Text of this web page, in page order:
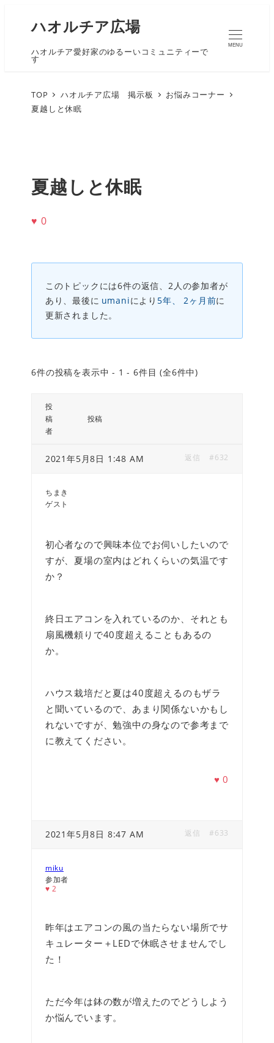
ハオルチア広場
ハオルチア愛好家のゆるーいコミュニティーで
す
MENU
TOP ハオルチア広場 掲示板
お悩みコーナー
夏越しと休眠
夏越しと休眠
♥ 0
このトピックには6件の返信、2人の参加者が
あり、最後に umaniにより 5年、 2ヶ月前に
更新されました。
6件の投稿を表示中 - 1 - 6件目 (全6件中)
投
稿
者
投稿
2021年5月8日 1:48 AM #632
返信
ちまき
ゲスト
初心者なので興味本位でお伺いしたいので
すが、夏場の室内はどれくらいの気温です
か？
終日エアコンを入れているのか、それとも
扇風機頼りで40度超えることもあるの
か。
ハウス栽培だと夏は40度超えるのもザラ
と聞いているので、あまり関係ないかもし
れないですが、勉強中の身なので参考まで
に教えてください。
♥0
2021年5月8日 8:47 AM #633
返信
miku
参加者
♥ 2
昨年はエアコンの風の当たらない場所でサ
キュレーター＋LEDで休眠させませんでし
た！
ただ今年は鉢の数が増えたのでどうしよう
か悩んでいます。